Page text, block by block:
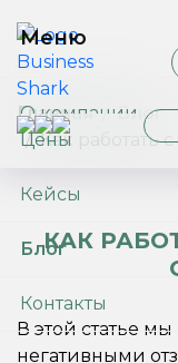
Меню
О компании
Цены
Кейсы
Блог
Контакты
Главная
Блог
Как работать
КАК
В этой статье
негативными